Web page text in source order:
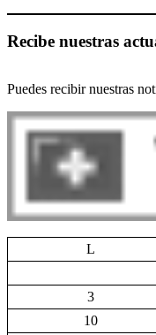
L
3
10